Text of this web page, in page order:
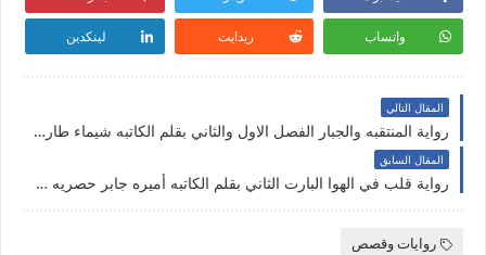
واتساب ريدايت لينكدين
المقال التالي
رواية المنتقبه والجبار الفصل الاول والثاني بقلم الكاتبه شيماء طارق حصريه وجديده على مدونة النجم المتوهج
المقال السابق
رواية قلب في الهوا البارت الثاني بقلم الكاتبه أميره جابر حصريه وجديده على مدونة النجم المتوهج
روايات وقصص